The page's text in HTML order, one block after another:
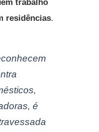
trabalho
residências.
é